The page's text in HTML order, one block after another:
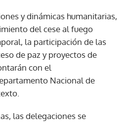
y dinámicas humanitarias,
del cese al fuego
la participación de las
de paz y proyectos de
con el
Nacional de
las delegaciones se